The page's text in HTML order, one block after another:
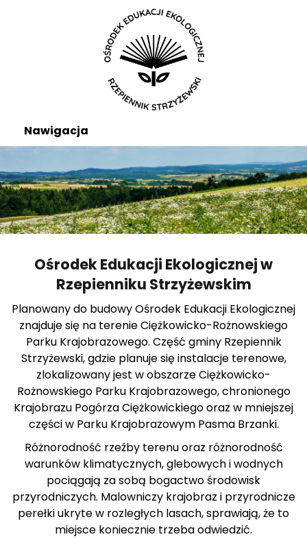
Nawigacja
Ośrodek Edukacji Ekologicznej w
Rzepienniku Strzyżewskim
Planowany do budowy Ośrodek Edukacji Ekologicznej
znajduje się na terenie Ciężkowicko-Rożnowskiego
Parku Krajobrazowego. Część gminy Rzepiennik
Strzyżewski, gdzie planuje się instalacje terenowe,
zlokalizowany jest w obszarze Ciężkowicko-
Rożnowskiego Parku Krajobrazowego, chronionego
Krajobrazu Pogórza Ciężkowickiego oraz w mniejszej
części w Parku Krajobrazowym Pasma Brzanki.
Różnorodność rzeźby terenu oraz różnorodność
warunków klimatycznych, glebowych i wodnych
pociągają za sobą bogactwo środowisk
przyrodniczych. Malowniczy krajobraz i przyrodnicze
perełki ukryte w rozległych lasach, sprawiają, że to
miejsce koniecznie trzeba odwiedzić.